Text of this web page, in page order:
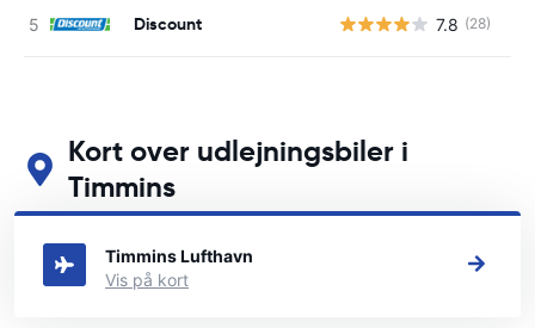
Discount 7.8 (28)
Kort over udlejningsbiler i
Timmins
Se vores vigtigste biludlejningssteder i Timmins
Timmins Lufthavn
Vis på kort